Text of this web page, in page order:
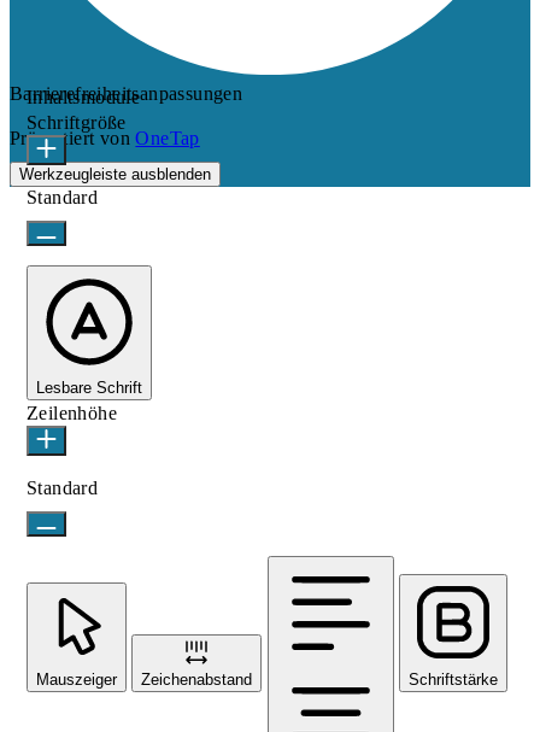
Barrierefreiheitsanpassungen
Präsentiert vonOneTap
Werkzeugleiste ausblenden
Inhaltsmodule
Schriftgröße
Standard
Lesbare Schrift
Zeilenhöhe
Standard
Mauszeiger Zeichenabstand Schriftstärke